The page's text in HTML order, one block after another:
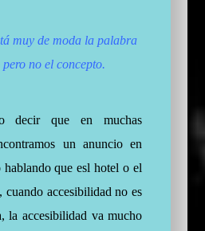
muy de moda la palabra
no el concepto.
decir que en muchas
un anuncio en
que esl hotel o el
cuando accesibilidad no es
la accesibilidad va mucho